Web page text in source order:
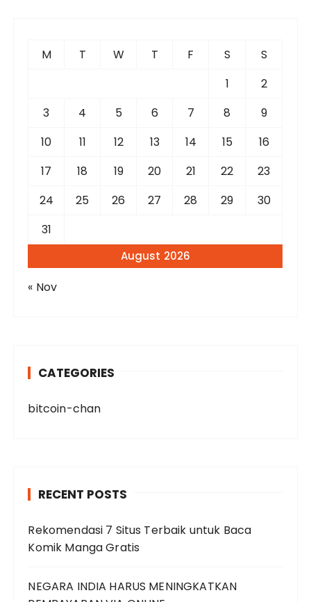
August 2026
M T W T F S
S
1
2
3
4 5 6 7 8
9
10
11 12 13 14 15
16
17
18 19 20 21 22
23
24
25 26 27 28 29
30
31
« Nov
CATEGORIES
bitcoin-chan
RECENT POSTS
Rekomendasi 7 Situs Terbaik untuk Baca
Komik Manga Gratis
NEGARA INDIA HARUS MENINGKATKAN